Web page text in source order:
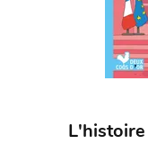
L'histoire